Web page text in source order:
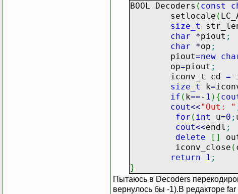
BOOL Decoders ( const
setlocale (
size_t
char
*piout ;
char
*op ;
piout=new
op=piout ;
iconv_t cd =
size_t
k=
if ( k==- 1 ) {
cout<<"Out: "
for ( int u=0 ;
cout<<endl ;
delete
[ ]
iconv_close (
return
1 ;
}
Пытаюсь в Decoders
вернулось бы -1).В редакторе